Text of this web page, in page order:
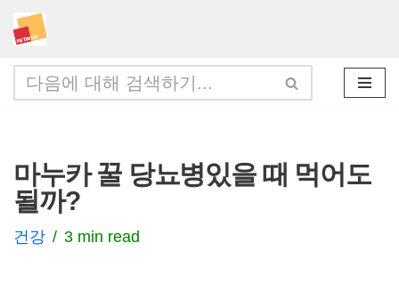
콘
텐
츠
너
뛰
기
마누카 꿀 당뇨병있을 때 먹어도
될까?
건강 3 min read